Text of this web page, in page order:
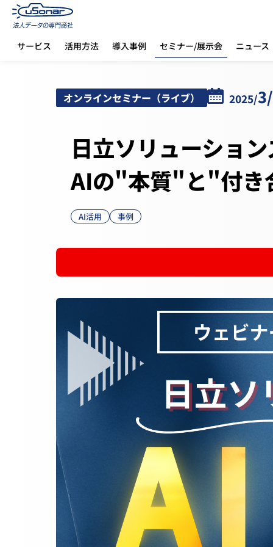
サービス 活用方法 導入事例 セミナー/展示会 ニュース
日立ソリューションズ社が語る、AIの"本質"と"付き
オンラインセミナー（ライブ） 2025/
日立ソリューショ
AIの"本質"と"付き
AI活用 事例